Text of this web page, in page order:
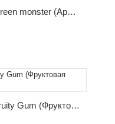
Табак Malaysian Tobacco - Green monster (Арбуз-Гуава) 50 гр.
Табак Malaysian Tobacco - Fruity Gum (Фруктовая жвачка) 50 гр.